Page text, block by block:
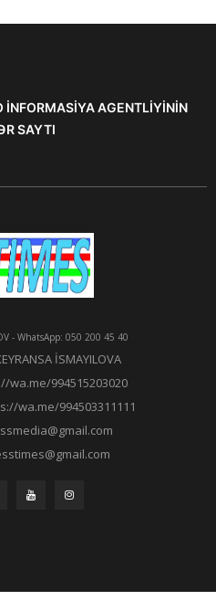
AGENTLİYİNİN
SAYTI
- WhatsApp: 050 200 45 40
İSMAYILOVA
wa.me/994515203020
wa.me/994503311111